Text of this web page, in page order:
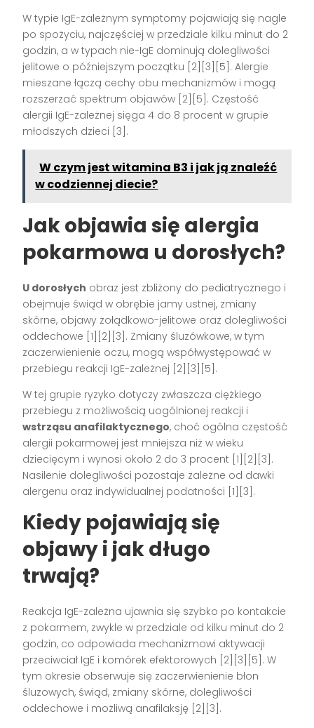
W typie IgE-zależnym symptomy pojawiają się nagle
po spożyciu, najczęściej w przedziale kilku minut do 2
godzin, a w typach nie-IgE dominują dolegliwości
jelitowe o późniejszym początku [2][3][5]. Alergie
mieszane łączą cechy obu mechanizmów i mogą
rozszerzać spektrum objawów [2][5]. Częstość
alergii IgE-zależnej sięga 4 do 8 procent w grupie
młodszych dzieci [3].
W czym jest witamina B3 i jak ją znaleźć
w codziennej diecie?
Jak objawia się alergia
pokarmowa u dorosłych?
U dorosłych obraz jest zbliżony do pediatrycznego i
obejmuje świąd w obrębie jamy ustnej, zmiany
skórne, objawy żołądkowo-jelitowe oraz dolegliwości
oddechowe [1][2][3]. Zmiany śluzówkowe, w tym
zaczerwienienie oczu, mogą współwystępować w
przebiegu reakcji IgE-zależnej [2][3][5].
W tej grupie ryzyko dotyczy zwłaszcza ciężkiego
przebiegu z możliwością uogólnionej reakcji i
wstrząsu anafilaktycznego, choć ogólna częstość
alergii pokarmowej jest mniejsza niż w wieku
dziecięcym i wynosi około 2 do 3 procent [1][2][3].
Nasilenie dolegliwości pozostaje zależne od dawki
alergenu oraz indywidualnej podatności [1][3].
Kiedy pojawiają się
objawy i jak długo
trwają?
Reakcja IgE-zależna ujawnia się szybko po kontakcie
z pokarmem, zwykle w przedziale od kilku minut do 2
godzin, co odpowiada mechanizmowi aktywacji
przeciwciał IgE i komórek efektorowych [2][3][5]. W
tym okresie obserwuje się zaczerwienienie błon
śluzowych, świąd, zmiany skórne, dolegliwości
oddechowe i możliwą anafilaksję [2][3].